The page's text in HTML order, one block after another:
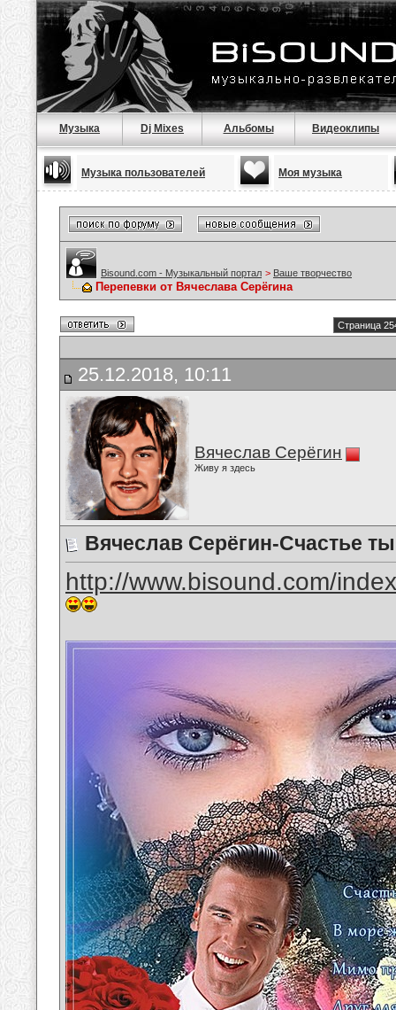
Музыка Dj Mixes Альбомы Видеоклипы
Музыка пользователей Моя музыка
Bisound.com - Музыкальный портал > Ваше творчество
Перепевки от Вячеслава Серёгина
Страница
25.12.2018, 10:11
Вячеслав Серёгин
Живу я здесь
Вячеслав Серёгин-Счастье
http://www.bisound.com/